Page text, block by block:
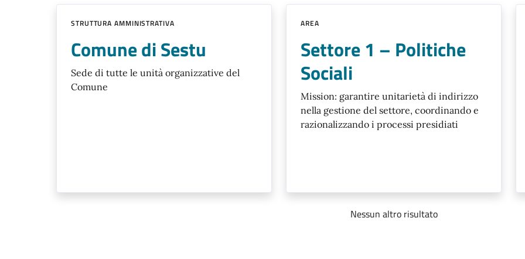
STRUTTURA AMMINISTRATIVA
Comune di Sestu
Sede di tutte le unità organizzative del
Comune
AREA
Settore 1 – Politiche
Sociali
Mission: garantire unitarietà di indirizzo
nella gestione del settore, coordinando e
razionalizzando i processi presidiati
Nessun altro risultato